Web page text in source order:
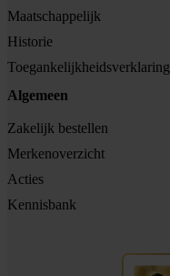
Maatschappelijk
Historie
Toegankelijkheidsverklaring
Algemeen
Zakelijk bestellen
Merkenoverzicht
Acties
Kennisbank